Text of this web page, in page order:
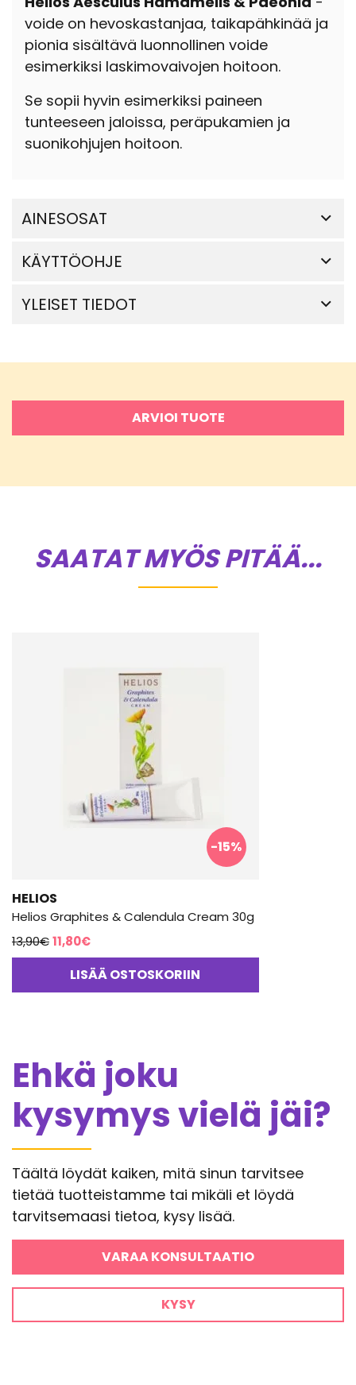
voide on hevoskastanjaa, taikapähkinää ja
pionia sisältävä luonnollinen voide
esimerkiksi laskimovaivojen hoitoon.
Se sopii hyvin esimerkiksi paineen
tunteeseen jaloissa, peräpukamien ja
suonikohjujen hoitoon.
AINESOSAT
KÄYTTÖOHJE
YLEISET TIEDOT
ARVIOI TUOTE
SAATAT MYÖS PITÄÄ...
-15%
HELIOS
Helios Graphites & Calendula Cream 30g
13,90€Alkuperäinen
hinta
13,90€.
11,80€Nykyinen
hinta
on:
11,80€.
LISÄÄ OSTOSKORIIN
Ehkä joku
kysymys vielä jäi?
Täältä löydät kaiken, mitä sinun tarvitsee
tietää tuotteistamme tai mikäli et löydä
tarvitsemaasi tietoa, kysy lisää.
VARAA KONSULTAATIO
KYSY